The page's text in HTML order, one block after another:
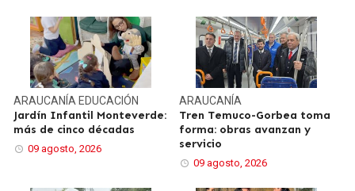
ARAUCANÍA EDUCACIÓN
Jardín Infantil Monteverde:
más de cinco décadas
09 agosto, 2026
ARAUCANÍA
Tren Temuco-Gorbea toma
forma: obras avanzan y
servicio
09 agosto, 2026